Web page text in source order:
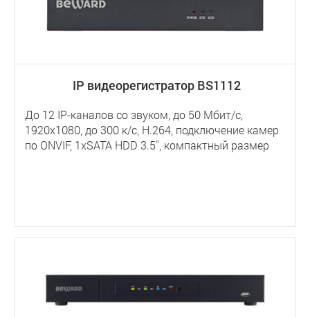
IP видеорегистратор BS1112
До 12 IP-каналов со звуком, до 50 Мбит/с,
1920х1080, до 300 к/с, Н.264, подключение камер
по ONVIF, 1хSATA HDD 3.5'', компактный размер